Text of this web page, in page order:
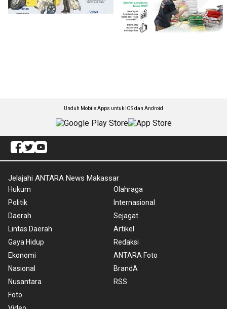
Unduh Mobile Apps untuk iOS dan Android
Jelajahi ANTARA News Makassar
Hukum
Politik
Daerah
Lintas Daerah
Gaya Hidup
Ekonomi
Nasional
Nusantara
Foto
Olahraga
Internasional
Sejagat
Artikel
Redaksi
ANTARA Foto
BrandA
RSS